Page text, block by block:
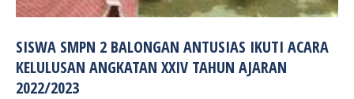
SISWA SMPN 2 BALONGAN ANTUSIAS IKUTI ACARA
KELULUSAN ANGKATAN XXIV TAHUN AJARAN
2022/2023